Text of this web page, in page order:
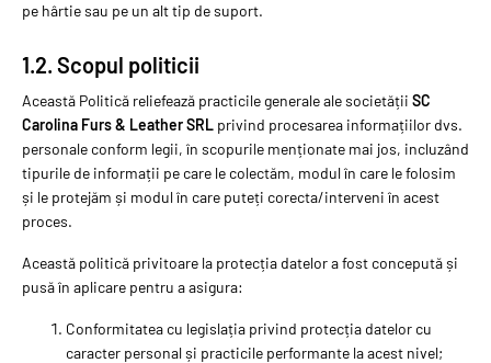
pe hârtie sau pe un alt tip de suport.
1.2. Scopul politicii
Această Politică reliefează practicile generale ale societății SC
Carolina Furs & Leather SRL privind procesarea informațiilor dvs.
personale conform legii, în scopurile menționate mai jos, incluzând
tipurile de informații pe care le colectăm, modul în care le folosim
și le protejăm și modul în care puteți corecta/interveni în acest
proces.
Această politică privitoare la protecția datelor a fost concepută și
pusă în aplicare pentru a asigura:
Conformitatea cu legislația privind protecția datelor cu
caracter personal și practicile performante la acest nivel;